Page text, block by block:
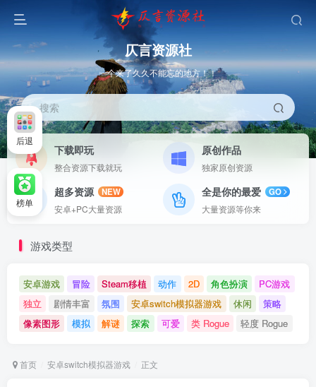
仄言资源社
一个来了久久不能忘的地方！！
搜索
下载即玩
整合资源下载就玩
原创作品
独家原创资源
超多资源
NEW
安卓+PC大量资源
全是你的最爱
GO
大量资源等你来
游戏类型
安卓游戏 冒险 Steam移植 动作 2D 角色扮演
PC游戏
独立
剧情丰富 氛围 安卓switch模拟器游戏 休闲
策略
像素图形
模拟 解谜 探索 可爱 类 Rogue 轻度 Rogue
首页 安卓switch模拟器游戏 正文
后退
榜单